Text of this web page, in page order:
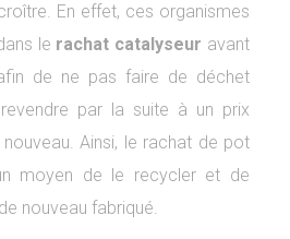
En effet, ces organismes
le rachat catalyseur avant
de ne pas faire de déchet
par la suite à un prix
nouveau. Ainsi, le rachat de pot
moyen de le recycler et de
nouveau fabriqué.